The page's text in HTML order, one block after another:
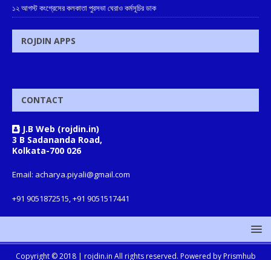
১২ আগস্ট কংগ্রেসের কলকাতা পুরসভা ঘেরাও কর্মসূচির ডাক
ROJDIN APPS
CONTACT
J.B Web (rojdin.in)
3 B Sadananda Road,
Kolkata-700 026
Email: acharya.piyali@gmail.com
+91 9051872515, +91 9051517441
Copyright © 2018 | rojdin.in All rights reserved. Powered by Prismhub